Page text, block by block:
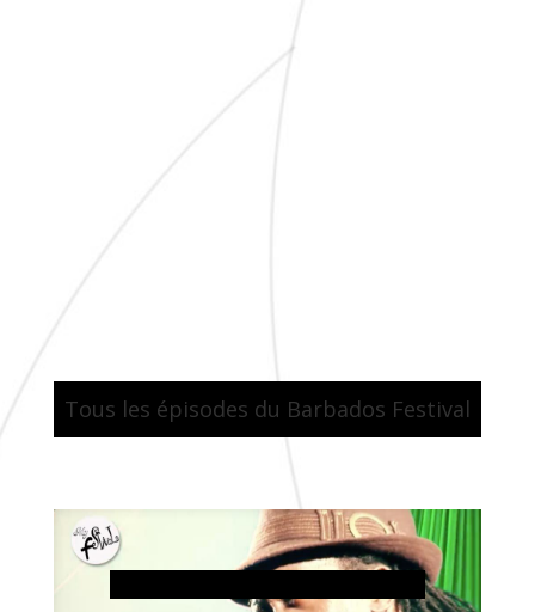
Tous les épisodes du Barbados Festival